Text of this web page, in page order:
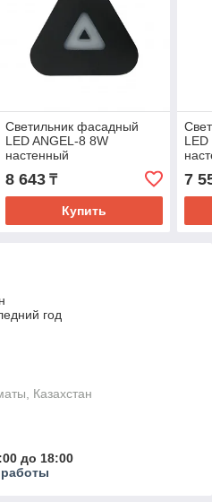
Светильник фасадный
LED ANGEL-8 8W
настенный
8 643₸
Купить
LED
7
год
Казахстан
до 18:00
работы